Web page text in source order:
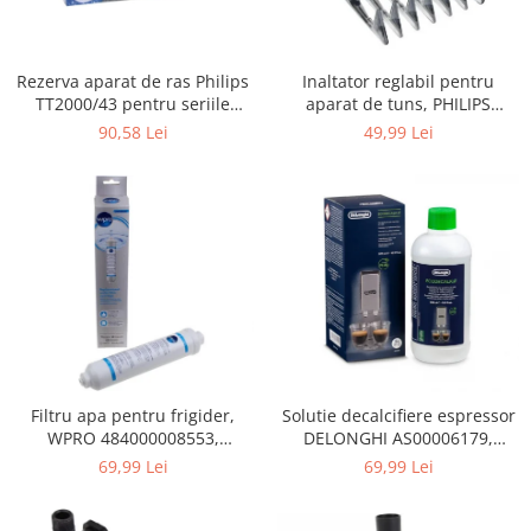
Gaming, Carti & Birotica
Console, Jocuri & Accesorii
Ingrijire personala & Cosmetice
Accesorii aparate hair styling
Aparate & Accesorii ingrijire
personala
Aparate cosmetice
Articole Sanatate si Wellness
Consumabile sanitare
Cosmetice si produse ingrijire
personala
Igiena dentara
Jucarii, Copii & Bebe
Camera copilului
Hrana bebelusi
Rezerva aparat de ras Philips
TT2000/43 pentru seriile
Bodygroom 3000/5000/7000 si
90,58 Lei
Inaltator reglabil pentru
aparat de tuns, PHILIPS
422203633281, 3-15 mm,
49,99 Lei
Filtru apa pentru frigider,
WPRO 484000008553,
compatibil cu Samsung, AEG,
69,99 Lei
Solutie decalcifiere espressor
DELONGHI AS00006179,
DLSC500, 500 ml
69,99 Lei